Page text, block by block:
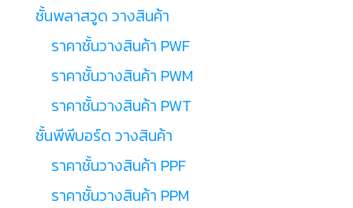
ชั้นพลาสวูด วางสินค้า
ราคาชั้นวางสินค้า PWF
ราคาชั้นวางสินค้า PWM
ราคาชั้นวางสินค้า PWT
ชั้นพีพีบอร์ด วางสินค้า
ราคาชั้นวางสินค้า PPF
ราคาชั้นวางสินค้า PPM